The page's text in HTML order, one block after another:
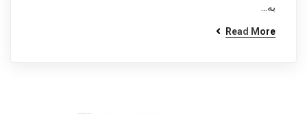
به…
Read More